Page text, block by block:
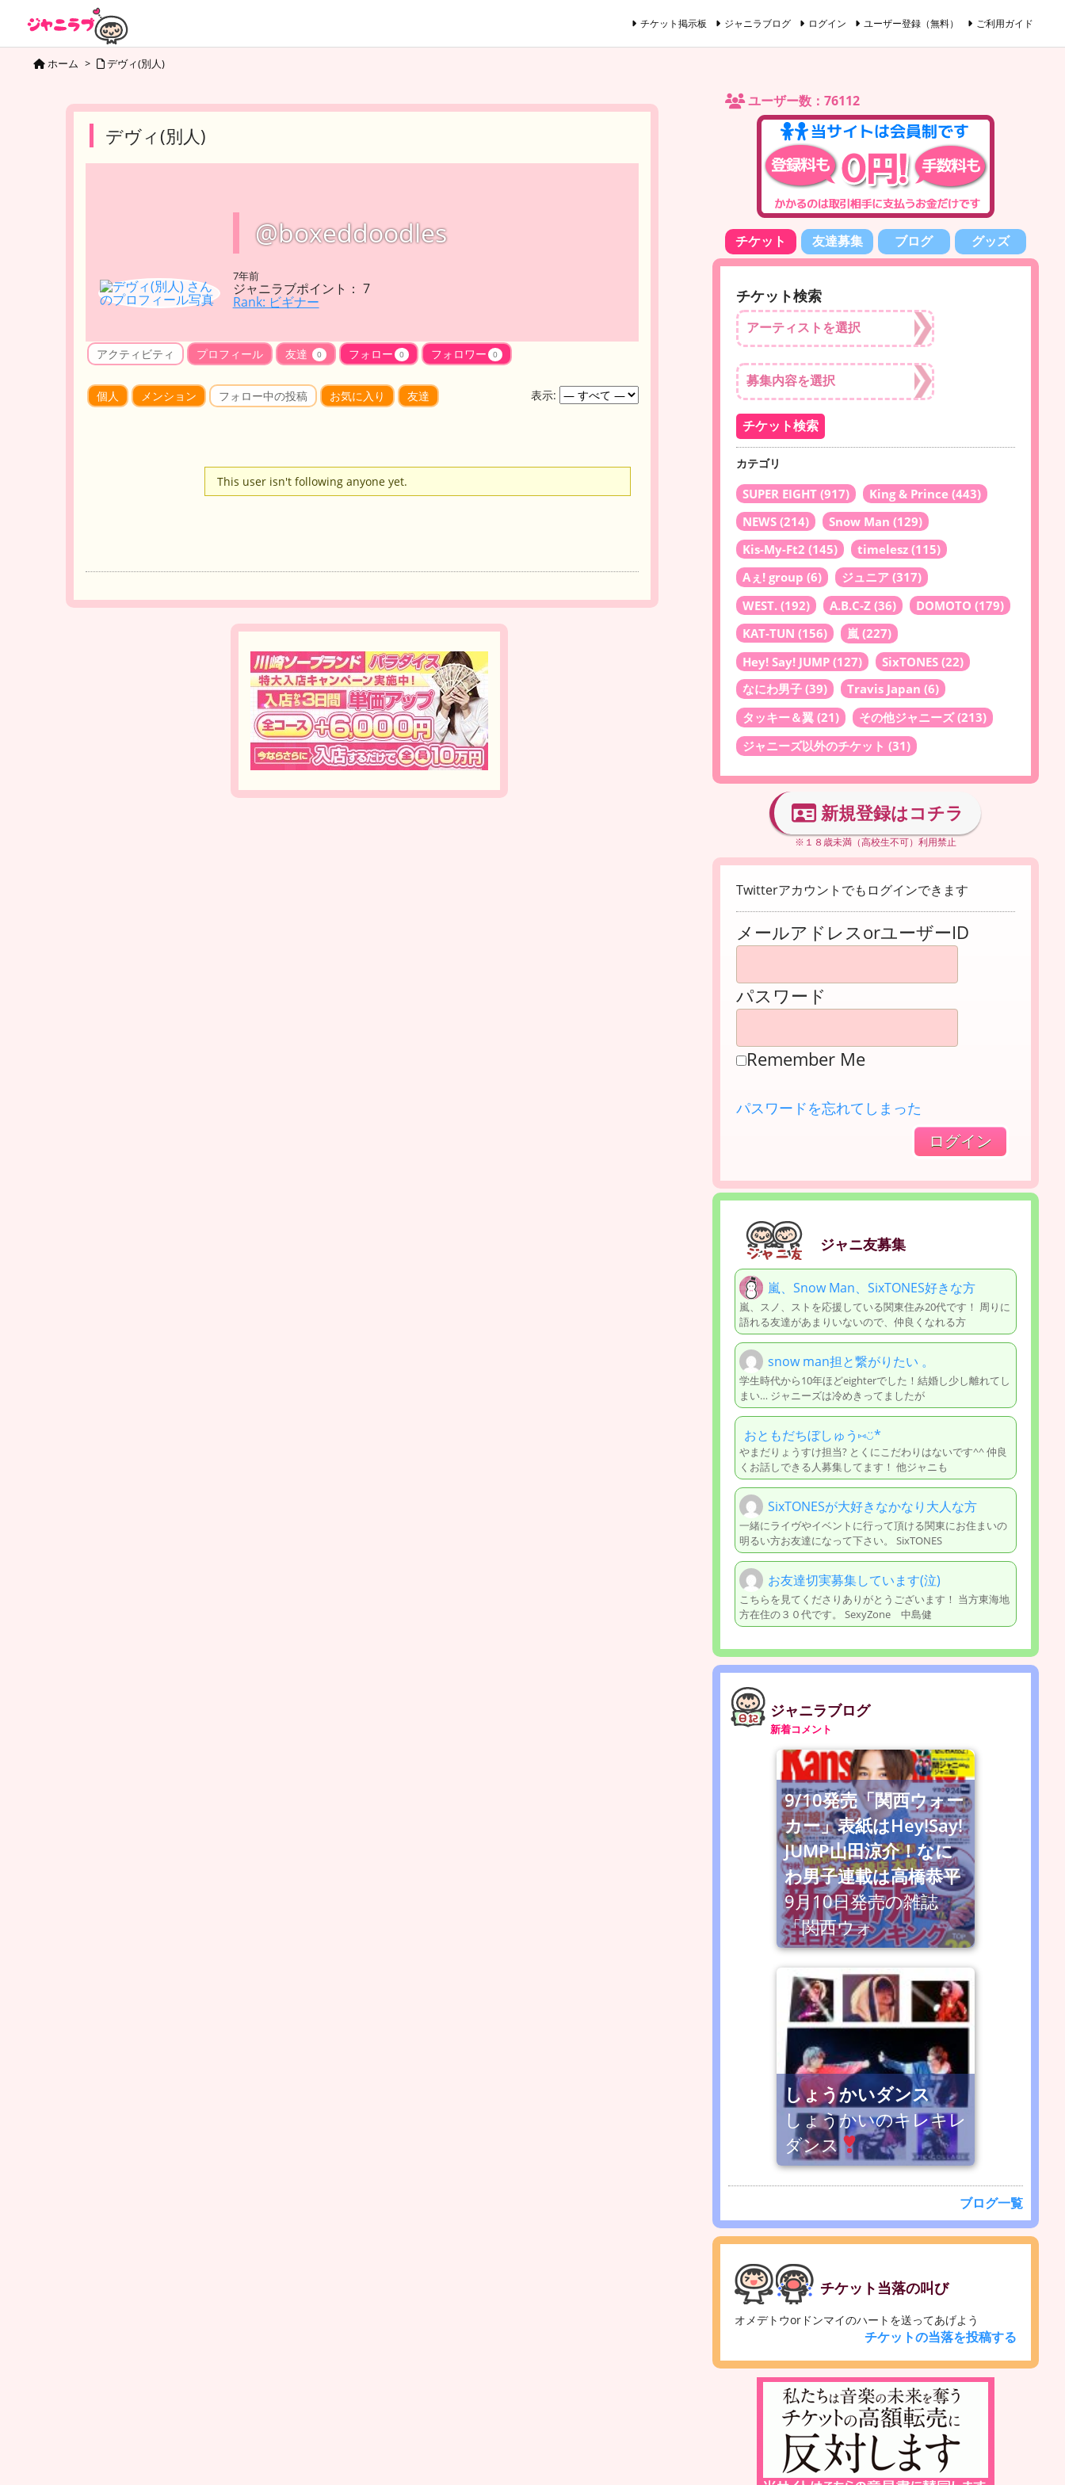
チケット掲示板 ジャニラブログ ログイン ユーザー登録（無料） ご利用ガイド
ホーム > デヴィ(別人)
デヴィ(別人)
@boxeddoodles
7年前
ジャニラブポイント： 7
Rank: ビギナー
アクティビティ プロフィール 友達 0 フォロー 0 フォロワー 0
個人 メンション フォロー中の投稿 お気に入り 友達 表示:
This user isn't following anyone yet.
ユーザー数：76112
チケット 友達募集 ブログ グッズ
チケット検索
カテゴリ
SUPER EIGHT (917) King & Prince (443)
NEWS (214) Snow Man (129)
Kis-My-Ft2 (145) timelesz (115)
Aぇ! group (6) ジュニア (317)
WEST. (192) A.B.C-Z (36) DOMOTO (179)
KAT-TUN (156) 嵐 (227)
Hey! Say! JUMP (127) SixTONES (22)
なにわ男子 (39) Travis Japan (6)
タッキー＆翼 (21) その他ジャニーズ(213)
ジャニーズ以外のチケット (31)
新規登録はコチラ
※１８歳未満（高校生不可）利用禁止
Twitterアカウントでもログインできます
メールアドレスorユーザーID
パスワード
Remember Me
パスワードを忘れてしまった
ジャニ友募集
嵐、Snow Man、SixTONES好きな方
嵐、スノ、ストを応援している関東住み20代です！ 周りに
語れる友達があまりいないので、仲良くなれる方
snow man担と繋がりたい 。
学生時代から10年ほどeighterでした！結婚し少し離れてし
まい… ジャニーズは冷めきってましたが
おともだちぼしゅう⑅◡̈*
やまだりょうすけ担当? とくにこだわりはないです^^ 仲良
くお話しできる人募集してます！ 他ジャニも
SixTONESが大好きなかなり大人な方
一緒にライヴやイベントに行って頂ける関東にお住まいの
明るい方お友達になって下さい。 SixTONES
お友達切実募集しています(泣)
こちらを見てくださりありがとうございます！ 当方東海地
方在住の３０代です。 SexyZone 中島健
ジャニラブログ
新着コメント
9/10発売「関西ウォー
カー」表紙はHey!Say!
JUMP山田涼介！なに
わ男子連載は高橋恭平
9月10日発売の雑誌
「関西ウォ
しょうかいダンス
しょうかいのキレキレ
ダンス
ブログ一覧
チケット当落の叫び
オメデトウorドンマイのハートを送ってあげよう
チケットの当落を投稿する